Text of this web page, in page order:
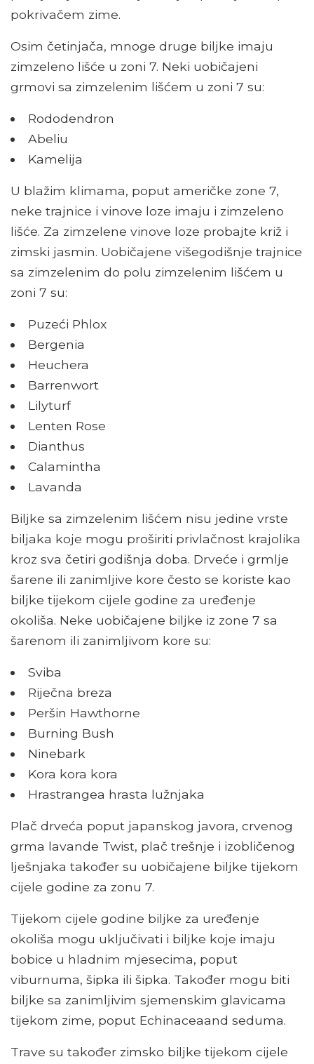
pokrivačem zime.
Osim četinjača, mnoge druge biljke imaju
zimzeleno lišće u zoni 7. Neki uobičajeni
grmovi sa zimzelenim lišćem u zoni 7 su:
Rododendron
Abeliu
Kamelija
U blažim klimama, poput američke zone 7,
neke trajnice i vinove loze imaju i zimzeleno
lišće. Za zimzelene vinove loze probajte križ i
zimski jasmin. Uobičajene višegodišnje trajnice
sa zimzelenim do polu zimzelenim lišćem u
zoni 7 su:
Puzeći Phlox
Bergenia
Heuchera
Barrenwort
Lilyturf
Lenten Rose
Dianthus
Calamintha
Lavanda
Biljke sa zimzelenim lišćem nisu jedine vrste
biljaka koje mogu proširiti privlačnost krajolika
kroz sva četiri godišnja doba. Drveće i grmlje
šarene ili zanimljive kore često se koriste kao
biljke tijekom cijele godine za uređenje
okoliša. Neke uobičajene biljke iz zone 7 sa
šarenom ili zanimljivom kore su:
Sviba
Riječna breza
Peršin Hawthorne
Burning Bush
Ninebark
Kora kora kora
Hrastrangea hrasta lužnjaka
Plač drveća poput japanskog javora, crvenog
grma lavande Twist, plač trešnje i izobličenog
lješnjaka također su uobičajene biljke tijekom
cijele godine za zonu 7.
Tijekom cijele godine biljke za uređenje
okoliša mogu uključivati ​​i biljke koje imaju
bobice u hladnim mjesecima, poput
viburnuma, šipka ili šipka. Također mogu biti
biljke sa zanimljivim sjemenskim glavicama
tijekom zime, poput Echinaceaand seduma.
Trave su također zimsko biljke tijekom cijele